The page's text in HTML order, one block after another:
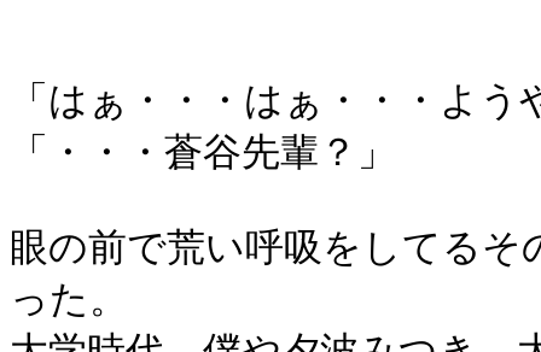
「はぁ・・・はぁ・・・よ
「・・・蒼谷先輩？」
眼の前で荒い呼吸をしてる
った。